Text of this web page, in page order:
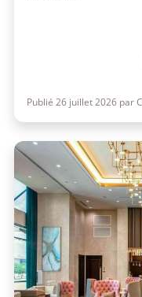
Publié 26 juillet 2026 par